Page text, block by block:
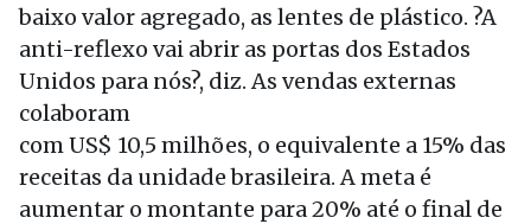
baixo valor agregado, as lentes de plástico. ?A
anti-reflexo vai abrir as portas dos Estados
Unidos para nós?, diz. As vendas externas
colaboram
com US$ 10,5 milhões, o equivalente a 15% das
receitas da unidade brasileira. A meta é
aumentar o montante para 20% até o final de